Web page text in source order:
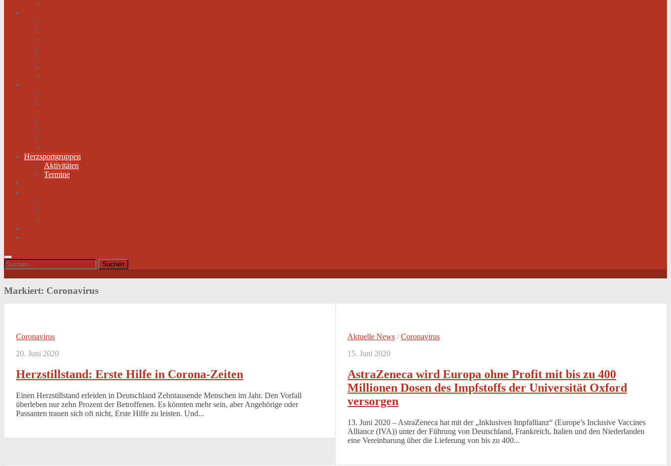
Herzsportgruppen
Aktivitäten
Termine
Suchen
nach:
Markiert: Coronavirus
Coronavirus
20. Juni 2020
Herzstillstand: Erste Hilfe in Corona-Zeiten
Einen Herzstillstand erleiden in Deutschland Zehntausende Menschen im Jahr. Den Vorfall
überleben nur zehn Prozent der Betroffenen. Es könnten mehr sein, aber Angehörige oder
Passanten trauen sich oft nicht, Erste Hilfe zu leisten. Und...
Aktuelle News /Coronavirus
15. Juni 2020
AstraZeneca wird Europa ohne Profit mit bis zu 400
Millionen Dosen des Impfstoffs der Universität Oxford
versorgen
13. Juni 2020 – AstraZeneca hat mit der „Inklusiven Impfallianz“ (Europe’s Inclusive Vaccines
Alliance (IVA)) unter der Führung von Deutschland, Frankreich, Italien und den Niederlanden
eine Vereinbarung über die Lieferung von bis zu 400...